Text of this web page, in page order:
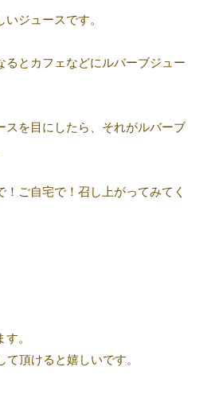
ジュースです。
るとカフェなどにルバーブジュー
スを目にしたら、それがルバーブ
ご自宅で！召し上がってみてく
。
頂けると嬉しいです。